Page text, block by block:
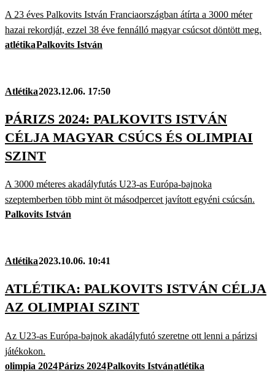
A 23 éves Palkovits István Franciaországban átírta a 3000 méter
hazai rekordját, ezzel 38 éve fennálló magyar csúcsot döntött meg.
atlétikaPalkovits István
Atlétika2023.12.06. 17:50
PÁRIZS 2024: PALKOVITS ISTVÁN
CÉLJA MAGYAR CSÚCS ÉS OLIMPIAI
SZINT
A 3000 méteres akadályfutás U23-as Európa-bajnoka
szeptemberben több mint öt másodpercet javított egyéni csúcsán.
Palkovits István
Atlétika2023.10.06. 10:41
ATLÉTIKA: PALKOVITS ISTVÁN CÉLJA
AZ OLIMPIAI SZINT
Az U23-as Európa-bajnok akadályfutó szeretne ott lenni a párizsi
játékokon.
olimpia 2024Párizs 2024Palkovits Istvánatlétika